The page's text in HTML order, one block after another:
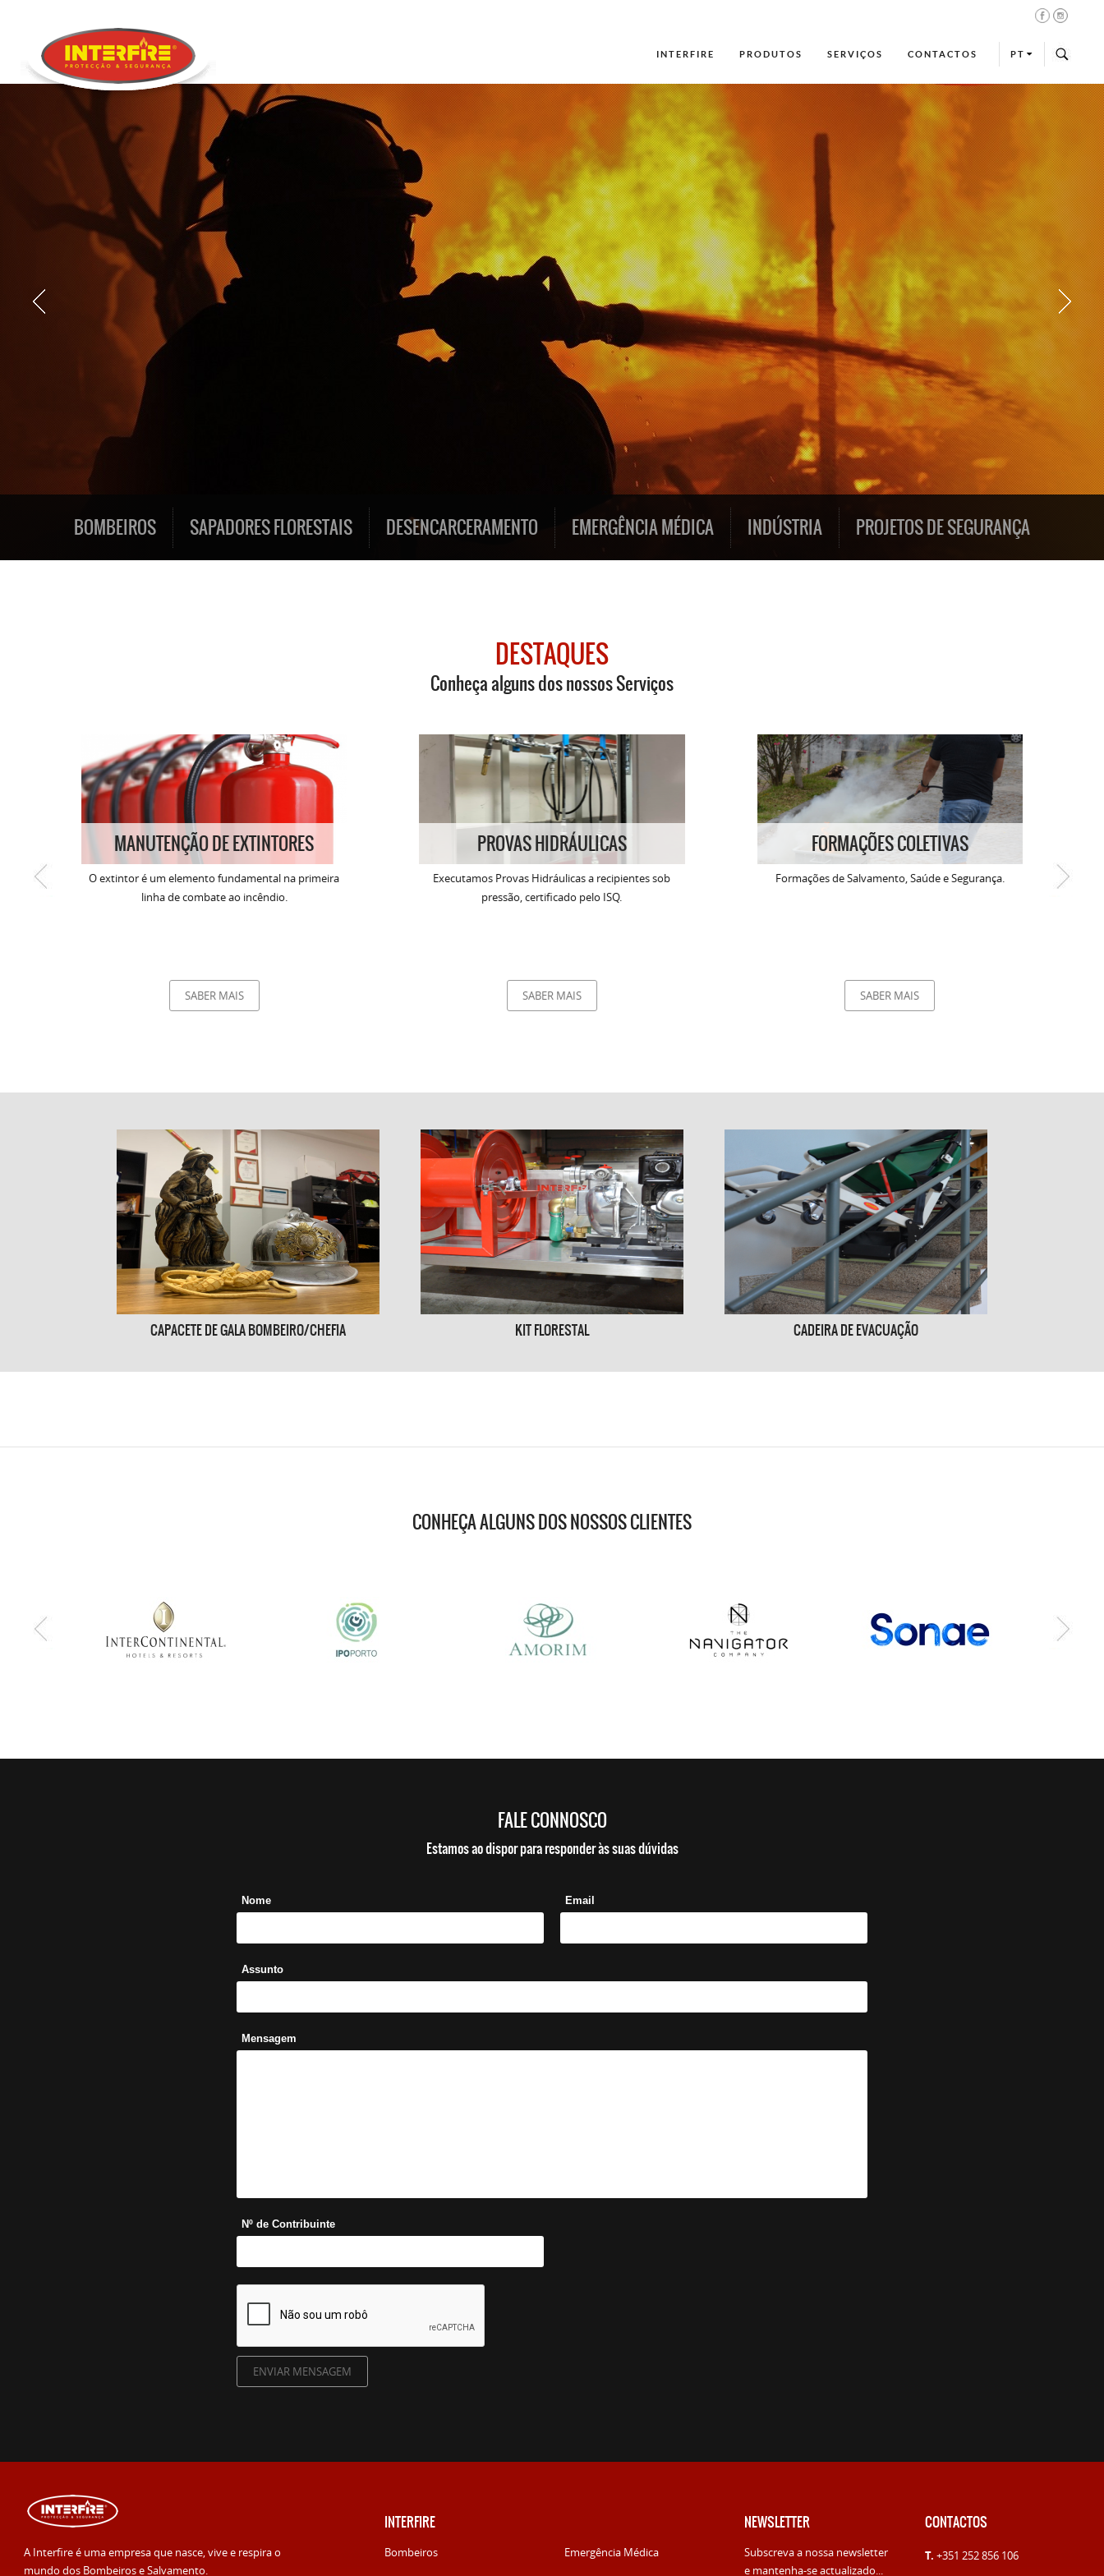
INTERFIRE PRODUTOS SERVIÇOS CONTACTOS PT
BOMBEIROS SAPADORES FLORESTAIS DESENCARCERAMENTO EMERGÊNCIA MÉDICA INDÚSTRIA PROJETOS DE SEGURANÇA
DESTAQUES
Conheça alguns dos nossos Serviços
MANUTENÇÃO DE EXTINTORES
O extintor é um elemento fundamental na primeira
linha de combate ao incêndio.
SABER MAIS
PROVAS HIDRÁULICAS
Executamos Provas Hidráulicas a recipientes sob
pressão, certificado pelo ISQ.
SABER MAIS
FORMAÇÕES COLETIVAS
Formações de Salvamento, Saúde e Segurança.
SABER MAIS
CAPACETE DE GALA BOMBEIRO/CHEFIA KIT FLORESTAL CADEIRA DE EVACUAÇÃO
CONHEÇA ALGUNS DOS NOSSOS CLIENTES
FALE CONNOSCO
Estamos ao dispor para responder às suas dúvidas
Nome Email
Assunto
Mensagem
Nº de Contribuinte
A Interfire é uma empresa que nasce, vive e respira o
mundo dos Bombeiros e Salvamento.
INTERFIRE
Bombeiros
Emergência Médica
NEWSLETTER
Subscreva a nossa newsletter
e mantenha-se actualizado...
CONTACTOS
T. +351 252 856 106